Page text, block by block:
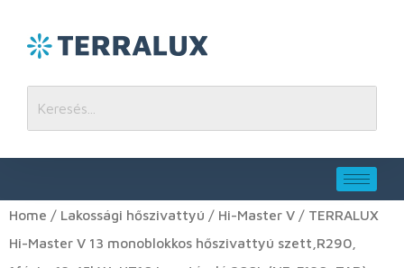
Home / Lakossági hőszivattyú / Hi-Master V / TERRALUX
Hi-Master V 13 monoblokkos hőszivattyú szett,R290,